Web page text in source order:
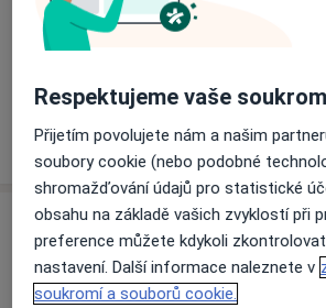
Ceník
Informace o službách a cenách
Tento specialista ještě nepřidával
svých službách.
Adresa
Zubní laboratoř
Budovatelská 1023, Prachatice
Respektujeme vaše
Přijetím povolujete nám a našim
soubory cookie (nebo podobné
shromažďování údajů pro statistické
obsahu na základě vašich zvyklostí při
preference můžete kdykoli
nastavení. Další informace naleznete v
soukromí a souborů cookie.